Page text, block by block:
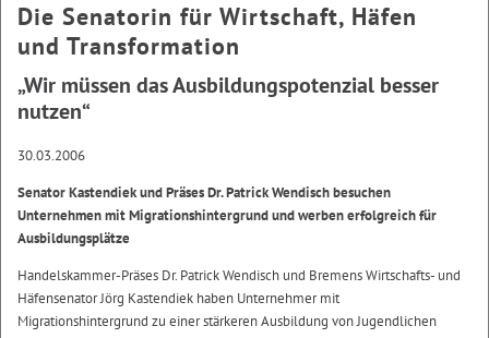
Die Senatorin für Wirtschaft, Häfen
und Transformation
„Wir müssen das Ausbildungspotenzial besser
nutzen“
30.03.2006
Senator Kastendiek und Präses Dr. Patrick Wendisch besuchen
Unternehmen mit Migrationshintergrund und werben erfolgreich für
Ausbildungsplätze
Handelskammer-Präses Dr. Patrick Wendisch und Bremens Wirtschafts- und
Häfensenator Jörg Kastendiek haben Unternehmer mit
Migrationshintergrund zu einer stärkeren Ausbildung von Jugendlichen